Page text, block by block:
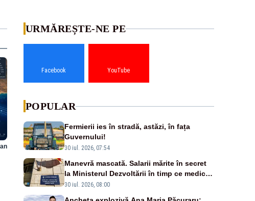
URMĂREȘTE-NE PE
Facebook YouTube
POPULAR
Fermierii ies în stradă, astăzi, în fața
Guvernului!
30 iul. 2026, 07:54
Manevră mascată. Salarii mărite în secret
la Ministerul Dezvoltării în timp ce medicii
ies în stradă
30 iul. 2026, 08:00